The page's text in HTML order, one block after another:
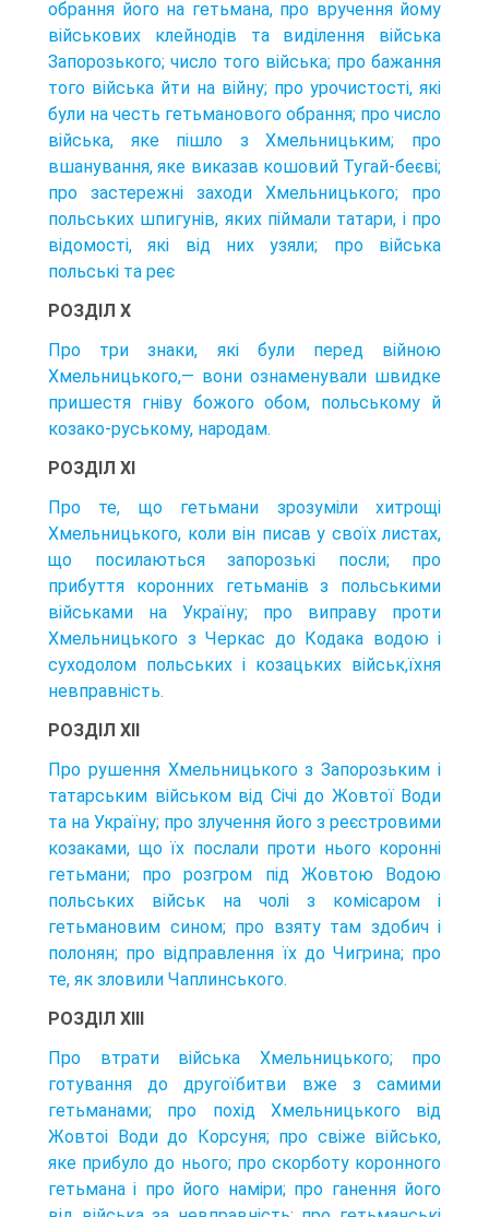
обрання його на гетьмана, про вручення йому
військових клейнодів та виділення війська
Запорозького; число того війська; про бажання
того війська йти на війну; про урочистості, які
були на честь гетьманового обрання; про число
війська, яке пішло з Хмельницьким; про
вшанування, яке виказав кошовий Тугай-беєві;
про застережні заходи Хмельницького; про
польських шпигунів, яких піймали татари, і про
відомості, які від них узяли; про війська
польські та реє
РОЗДІЛ X
Про три знаки, які були перед війною
Хмельницького,— вони ознаменували швидке
пришестя гніву божого обом, польському й
козако-руському, народам.
РОЗДІЛ XI
Про те, що гетьмани зрозуміли хитрощі
Хмельницького, коли він писав у своїх листах,
що посилаються запорозькі посли; про
прибуття коронних гетьманів з польськими
військами на Україну; про виправу проти
Хмельницького з Черкас до Кодака водою і
суходолом польських і козацьких військ,їхня
невправність.
РОЗДІЛ XII
Про рушення Хмельницького з Запорозьким і
татарським військом від Січі до Жовтої Води
та на Україну; про злучення його з реєстровими
козаками, що їх послали проти нього коронні
гетьмани; про розгром під Жовтою Водою
польських військ на чолі з комісаром і
гетьмановим сином; про взяту там здобич і
полонян; про відправлення їх до Чигрина; про
те, як зловили Чаплинського.
РОЗДІЛ XIII
Про втрати війська Хмельницького; про
готування до другоїбитви вже з самими
гетьманами; про похід Хмельницького від
Жовтоі Води до Корсуня; про свіже військо,
яке прибуло до нього; про скорботу коронного
гетьмана і про його наміри; про ганення його